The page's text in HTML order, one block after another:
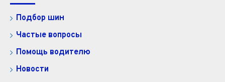
Подбор шин
Частые вопросы
Помощь водителю
Новости